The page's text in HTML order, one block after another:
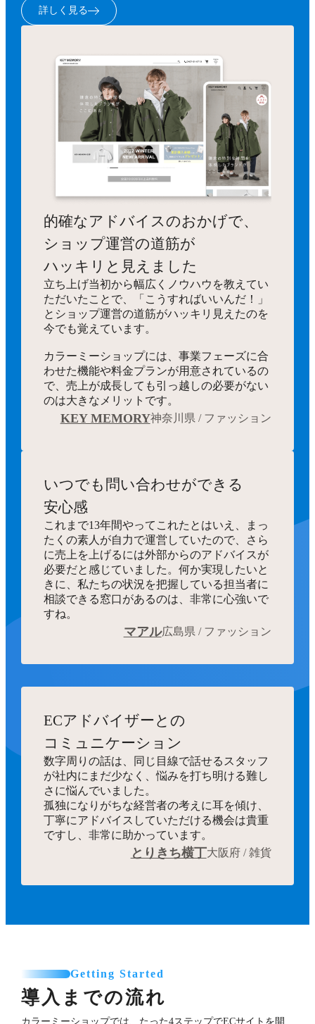
詳しく見る
的確なアドバイスのおかげで、
ショップ運営の道筋が
ハッキリと見えました
立ち上げ当初から幅広くノウハウを教えてい
ただいたことで、「こうすればいいんだ！」
とショップ運営の道筋がハッキリ見えたのを
今でも覚えています。
カラーミーショップには、事業フェーズに合
わせた機能や料金プランが用意されているの
で、売上が成長しても引っ越しの必要がない
のは大きなメリットです。
KEY MEMORY神奈川県 / ファッション
いつでも 問い合わせができる
安心感
これまで13年間やってこれたとはいえ、まっ
たくの素人が自力で運営していたので、さら
に売上を上げるには外部からのアドバイスが
必要だと感じていました。何か実現したいと
きに、私たちの状況を把握している担当者に
相談できる窓口があるのは、非常に心強いで
すね。
マアル広島県 / ファッション
ECアドバイザーとの
コミュニケーション
数字周りの話は、同じ目線で話せるスタッフ
が社内にまだ少なく、悩みを打ち明ける難し
さに悩んでいました。
孤独になりがちな経営者の考えに耳を傾け、
丁寧にアドバイスしていただける機会は貴重
ですし、非常に助かっています。
とりきち横丁大阪府 / 雑貨
Getting Started
導入までの流れ
カラーミーショップでは、たった4ステップでECサイトを開